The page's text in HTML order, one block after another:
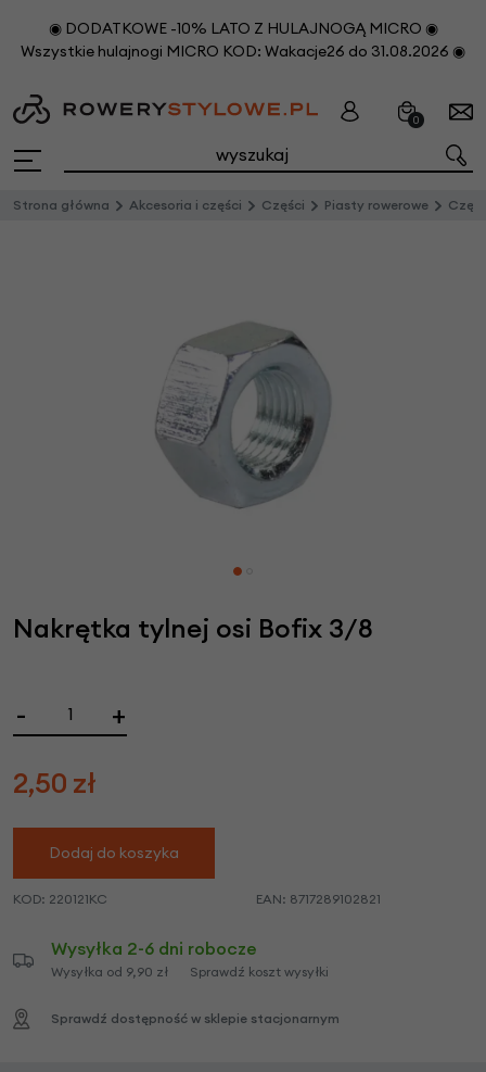
◉ DODATKOWE -10% LATO Z HULAJNOGĄ MICRO ◉
Wszystkie hulajnogi MICRO KOD: Wakacje26 do 31.08.2026 ◉
0
Strona główna Akcesoria i części Części Piasty rowerowe
Nakrętka tylnej osi Bofix 3/8
- +
2,50 zł
Dodaj do koszyka
KOD: 220121KC EAN: 8717289102821
Wysyłka 2-6 dni robocze
Wysyłka od 9,90 zł Sprawdź koszt wysyłki
Sprawdź dostępność w sklepie stacjonarnym